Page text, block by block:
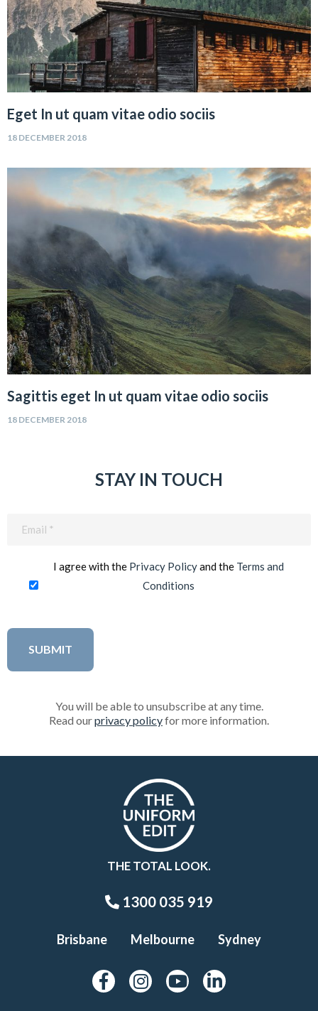
Eget In ut quam vitae odio sociis
18 DECEMBER 2018
Sagittis eget In ut quam vitae odio sociis
18 DECEMBER 2018
STAY IN TOUCH
I agree with the Privacy Policyand the Terms and
Conditions
You will be able to unsubscribe at any time.
Read ourprivacy policyfor more information.
THE TOTAL LOOK.
1300 035 919
Brisbane Melbourne Sydney